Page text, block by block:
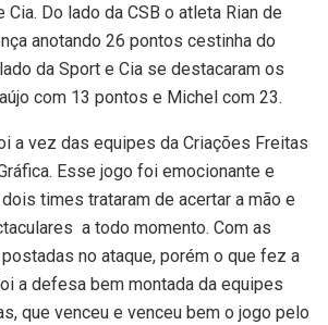
Cia. Do lado da CSB o atleta Rian de
anotando 26 pontos cestinha do
da Sport e Cia se destacaram os
com 13 pontos e Michel com 23.
a vez das equipes da Criações Freitas
Esse jogo foi emocionante e
times trataram de acertar a mão e
a todo momento. Com as
no ataque, porém o que fez a
a defesa bem montada da equipes
que venceu e venceu bem o jogo pelo